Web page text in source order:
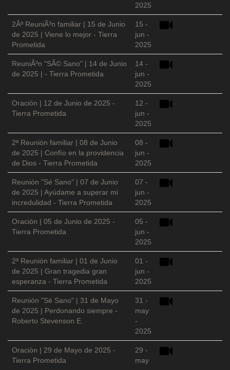
2025
2Âª ReuniÃ³n familiar | 15 de Junio
de 2025 | Viene lo mejor - Tierra
Prometida
15 -
jun -
2025
ReuniÃ³n "SÃ© Sano" | 14 de Junio
de 2025 | - Tierra Prometida
14 -
jun -
2025
Oración | 12 de Junio de 2025 -
Tierra Prometida
12 -
jun -
2025
2ª Reunión familiar | 08 de Junio
de 2025 | Confío en la providencia
de Dios - Tierra Prometida
08 -
jun -
2025
Reunión "Sé Sano" | 07 de Junio
de 2025 | Ayúdame a superar mi
incredulidad - Tierra Prometida
07 -
jun -
2025
Oración | 05 de Junio de 2025 -
Tierra Prometida
05 -
jun -
2025
2ª Reunión familiar | 01 de Junio
de 2025 | Gran tragedia gran
esperanza - Tierra Prometida
01 -
jun -
2025
Reunión "Sé Sano" | 31 de Mayo
de 2025 | Perdonando siempre -
Roberto Stevenson E.
31 -
may
-
2025
Oración | 29 de Mayo de 2025 -
Tierra Prometida
29 -
may